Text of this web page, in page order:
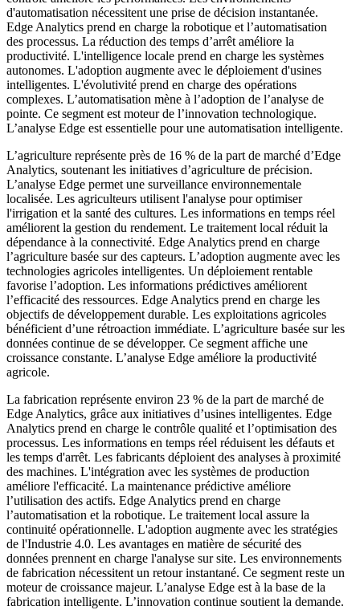
d'automatisation nécessitent une prise de décision instantanée.
Edge Analytics prend en charge la robotique et l’automatisation
des processus. La réduction des temps d’arrêt améliore la
productivité. L'intelligence locale prend en charge les systèmes
autonomes. L'adoption augmente avec le déploiement d'usines
intelligentes. L'évolutivité prend en charge des opérations
complexes. L’automatisation mène à l’adoption de l’analyse de
pointe. Ce segment est moteur de l’innovation technologique.
L’analyse Edge est essentielle pour une automatisation intelligente.
L’agriculture représente près de 16 % de la part de marché d’Edge
Analytics, soutenant les initiatives d’agriculture de précision.
L’analyse Edge permet une surveillance environnementale
localisée. Les agriculteurs utilisent l'analyse pour optimiser
l'irrigation et la santé des cultures. Les informations en temps réel
améliorent la gestion du rendement. Le traitement local réduit la
dépendance à la connectivité. Edge Analytics prend en charge
l’agriculture basée sur des capteurs. L’adoption augmente avec les
technologies agricoles intelligentes. Un déploiement rentable
favorise l’adoption. Les informations prédictives améliorent
l’efficacité des ressources. Edge Analytics prend en charge les
objectifs de développement durable. Les exploitations agricoles
bénéficient d’une rétroaction immédiate. L’agriculture basée sur les
données continue de se développer. Ce segment affiche une
croissance constante. L’analyse Edge améliore la productivité
agricole.
La fabrication représente environ 23 % de la part de marché de
Edge Analytics, grâce aux initiatives d’usines intelligentes. Edge
Analytics prend en charge le contrôle qualité et l’optimisation des
processus. Les informations en temps réel réduisent les défauts et
les temps d'arrêt. Les fabricants déploient des analyses à proximité
des machines. L'intégration avec les systèmes de production
améliore l'efficacité. La maintenance prédictive améliore
l’utilisation des actifs. Edge Analytics prend en charge
l’automatisation et la robotique. Le traitement local assure la
continuité opérationnelle. L'adoption augmente avec les stratégies
de l'Industrie 4.0. Les avantages en matière de sécurité des
données prennent en charge l'analyse sur site. Les environnements
de fabrication nécessitent un retour instantané. Ce segment reste un
moteur de croissance majeur. L’analyse Edge est à la base de la
fabrication intelligente. L’innovation continue soutient la demande.